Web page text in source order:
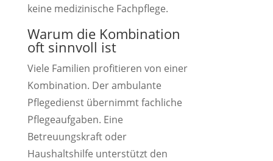
keine medizinische Fachpflege.
Warum die Kombination
oft sinnvoll ist
Viele Familien profitieren von einer
Kombination. Der ambulante
Pflegedienst übernimmt fachliche
Pflegeaufgaben. Eine
Betreuungskraft oder
Haushaltshilfe unterstützt den